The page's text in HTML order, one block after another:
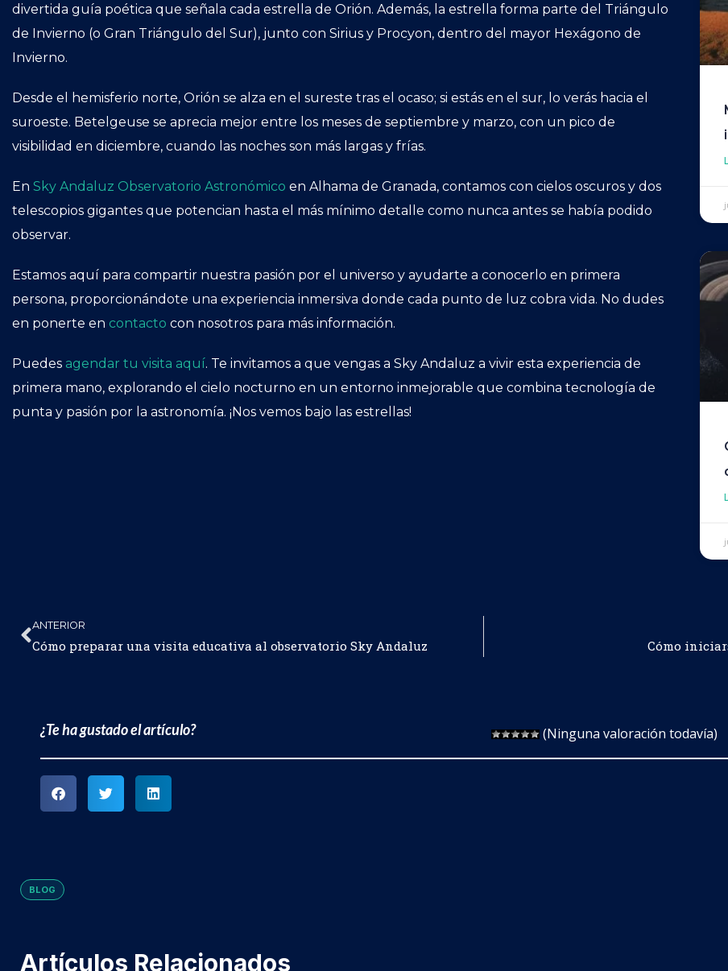
divertida guía poética que señala cada estrella de Orión. Además, la estrella forma parte del Triángulo
de Invierno (o Gran Triángulo del Sur), junto con Sirius y Procyon, dentro del mayor Hexágono de
Invierno.
Desde el hemisferio norte, Orión se alza en el sureste tras el ocaso; si estás en el sur, lo verás hacia el
suroeste. Betelgeuse se aprecia mejor entre los meses de septiembre y marzo, con un pico de
visibilidad en diciembre, cuando las noches son más largas y frías.
En Sky Andaluz Observatorio Astronómico en Alhama de Granada, contamos con cielos oscuros y dos
telescopios gigantes que potencian hasta el más mínimo detalle como nunca antes se había podido
observar.
Estamos aquí para compartir nuestra pasión por el universo y ayudarte a conocerlo en primera
persona, proporcionándote una experiencia inmersiva donde cada punto de luz cobra vida. No dudes
en ponerte en contacto con nosotros para más información.
Puedes agendar tu visita aquí. Te invitamos a que vengas a Sky Andaluz a vivir esta experiencia de
primera mano, explorando el cielo nocturno en un entorno inmejorable que combina tecnología de
punta y pasión por la astronomía. ¡Nos vemos bajo las estrellas!
ANTERIOR
Cómo preparar una visita educativa al observatorio Sky Andaluz Cómo
¿Te ha gustado el artículo? (Ninguna valoración todavía)
BLOG
Artículos Relacionados